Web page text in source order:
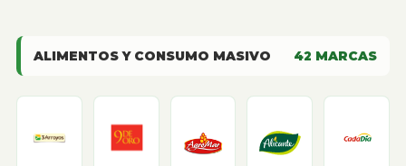
ALIMENTOS Y CONSUMO MASIVO 42 MARCAS